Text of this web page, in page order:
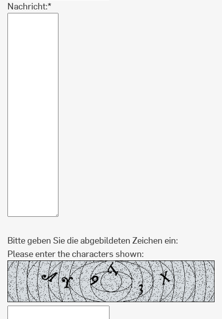
Nachricht:*
Bitte geben Sie die abgebildeten Zeichen ein:
Please enter the characters shown: